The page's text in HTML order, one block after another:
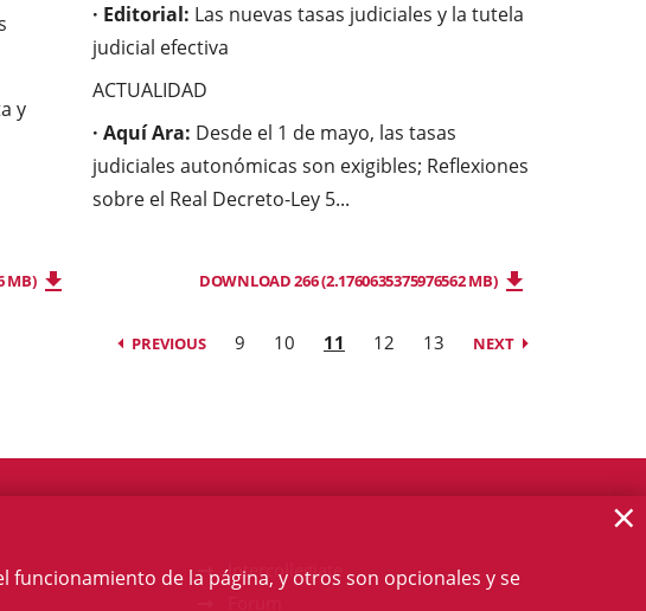
y
MB)
· Editorial: Las nuevas tasas judiciales y la tutela
judicial efectiva
ACTUALIDAD
· Aquí Ara: Desde el 1 de mayo, las tasas
judiciales autonómicas son exigibles; Reflexiones
sobre el Real Decreto-Ley 5...
DOWNLOAD 266 (2.1760635375976562 MB)
PREVIOUS 9 10 11 12 13 NEXT
Intercollegiate
funcionamiento de la página, y otros son opcionales y se
×